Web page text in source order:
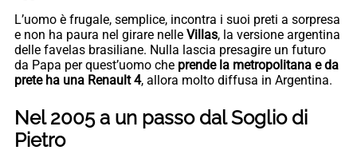
L’uomo è frugale, semplice, incontra i suoi preti a sorpresa
e non ha paura nel girare nelle Villas, la versione argentina
delle favelas brasiliane. Nulla lascia presagire un futuro
da Papa per quest’uomo che prende la metropolitana e da
prete ha una Renault 4, allora molto diffusa in Argentina.
Nel 2005 a un passo dal Soglio di
Pietro